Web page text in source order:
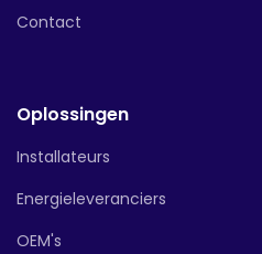
Contact
Oplossingen
Installateurs
Energieleveranciers
OEM's